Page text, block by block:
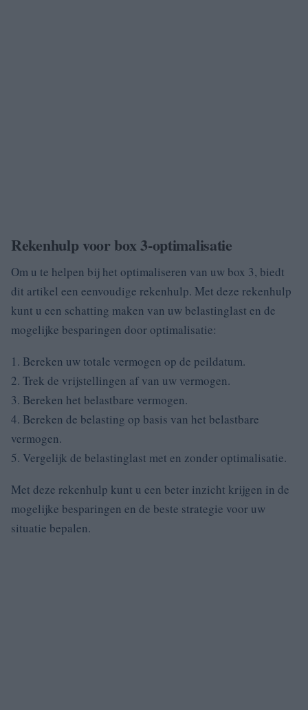
Rekenhulp voor box 3-optimalisatie
Om u te helpen bij het optimaliseren van uw box 3, biedt
dit artikel een eenvoudige rekenhulp. Met deze rekenhulp
kunt u een schatting maken van uw belastinglast en de
mogelijke besparingen door optimalisatie:
1. Bereken uw totale vermogen op de peildatum.
2. Trek de vrijstellingen af van uw vermogen.
3. Bereken het belastbare vermogen.
4. Bereken de belasting op basis van het belastbare
vermogen.
5. Vergelijk de belastinglast met en zonder optimalisatie.
Met deze rekenhulp kunt u een beter inzicht krijgen in de
mogelijke besparingen en de beste strategie voor uw
situatie bepalen.